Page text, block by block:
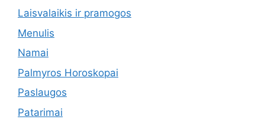
Laisvalaikis ir pramogos
Menulis
Namai
Palmyros Horoskopai
Paslaugos
Patarimai